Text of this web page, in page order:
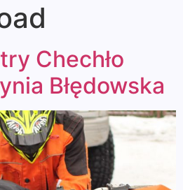
Chechło
Błędowska